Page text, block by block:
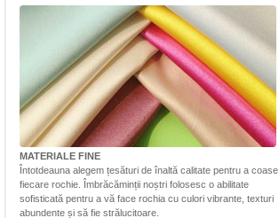
MATERIALE FINE
Întotdeauna alegem țesături de înaltă calitate pentru a coase
fiecare rochie. Îmbrăcăminții noștri folosesc o abilitate
sofisticată pentru a vă face rochia cu culori vibrante, texturi
abundente și să fie strălucitoare.